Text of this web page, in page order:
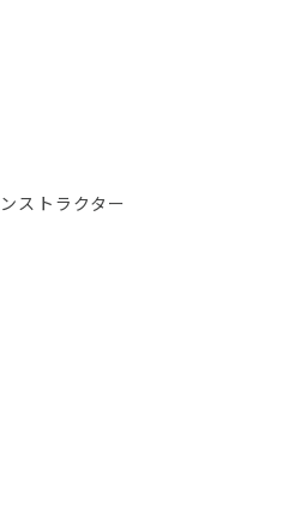
ストラクター